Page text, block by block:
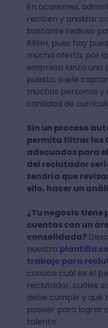
En ocasiones,
reciben y analizar
bastante tedioso
RRHH, pues hay
mucha oferta, por
empresa lanza una
puesto, suele
muchas personas
cantidad de
Sin un proceso
permita filtrar los
adecuados para
del reclutador
tendría que
ello, hacer un
¿Tu negocio tiene
cuentas con un
consolidada?
nuestra plantilla
trabajo para
conoce cuál es el
reclutador, cuáles
debe cumplir y qué
poseer para lograr
talento.